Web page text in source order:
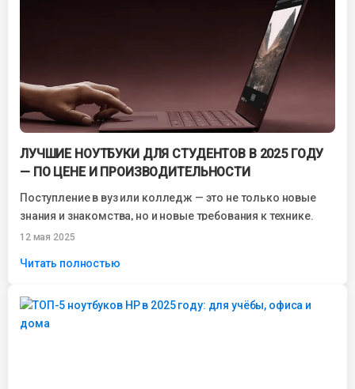
ЛУЧШИЕ НОУТБУКИ ДЛЯ СТУДЕНТОВ В 2025 ГОДУ
— ПО ЦЕНЕ И ПРОИЗВОДИТЕЛЬНОСТИ
Поступление в вуз или колледж — это не только новые
знания и знакомства, но и новые требования к технике.
Сегодня...
12 мая 2025
Читать полностью